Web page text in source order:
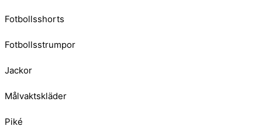
Fotbollsshorts
Fotbollsstrumpor
Jackor
Målvaktskläder
Piké